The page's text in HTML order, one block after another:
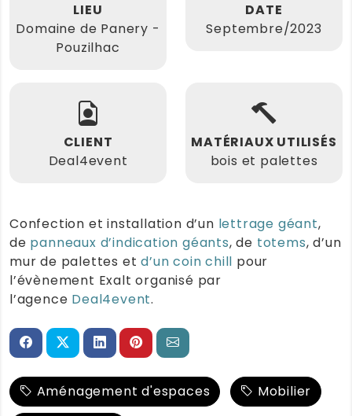
LIEU
Domaine de Panery -
Pouzilhac
DATE
Septembre/2023
CLIENT
Deal4event
MATÉRIAUX UTILISÉS
bois et palettes
Confection et installation d’un lettrage géant,
de panneaux d’indication géants, de totems, d’un
mur de palettes etd’un coin chill pour
l’évènement Exalt organisé par
l’agence Deal4event.
Aménagement d'espaces
Mobilier